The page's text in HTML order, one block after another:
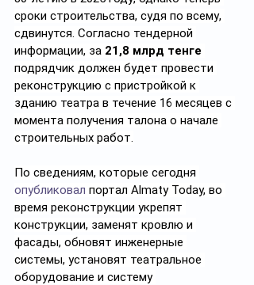
сроки строительства, судя по всему,
сдвинутся. Согласно тендерной
информации, за 21,8 млрд тенге
подрядчик должен будет провести
реконструкцию с пристройкой к
зданию театра в течение 16 месяцев с
момента получения талона о начале
строительных работ.
По сведениям, которые сегодня
опубликовал портал Almaty Today, во
время реконструкции укрепят
конструкции, заменят кровлю и
фасады, обновят инженерные
системы, установят театральное
оборудование и систему